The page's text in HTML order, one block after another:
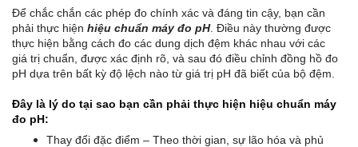
Để chắc chắn các phép đo chính xác và đáng tin cậy, bạn cần
phải thực hiện hiệu chuẩn máy đo pH. Điều này thường được
thực hiện bằng cách đo các dung dịch đệm khác nhau với các
giá trị chuẩn, được xác định rõ, và sau đó điều chỉnh đồng hồ đo
pH dựa trên bất kỳ độ lệch nào từ giá trị pH đã biết của bộ đệm.
Đây là lý do tại sao bạn cần phải thực hiện hiệu chuẩn máy
đo pH:
Thay đổi đặc điểm – Theo thời gian, sự lão hóa và phủ